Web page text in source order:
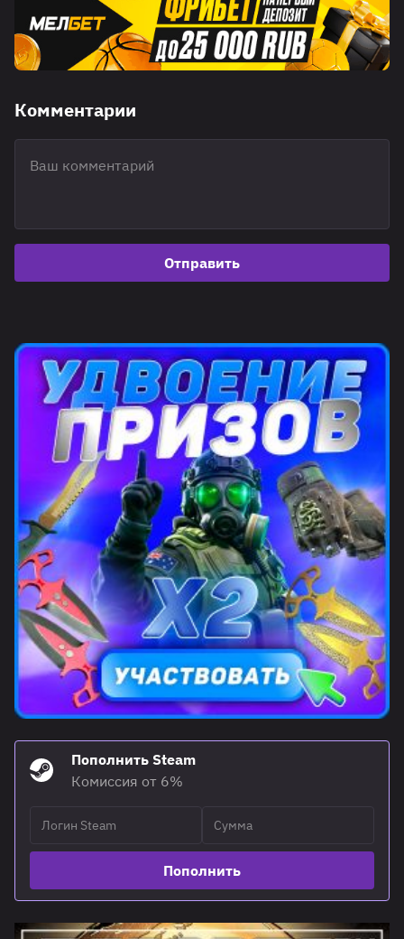
Комментарии
Отправить
Пополнить Steam
Комиссия от 6%
Пополнить